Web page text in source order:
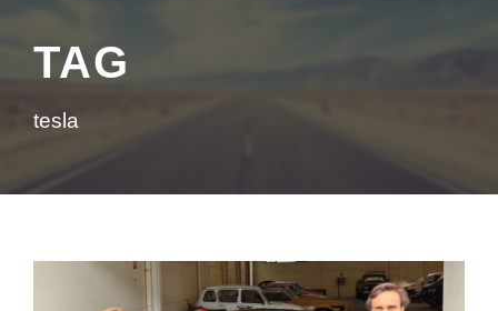
TAG
tesla